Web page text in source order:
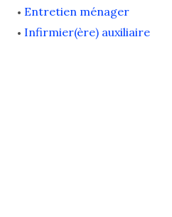
Entretien ménager
Infirmier(ère) auxiliaire